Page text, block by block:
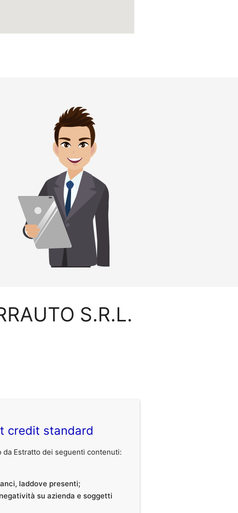
S.R.L.
credit standard
da Estratto dei seguenti contenuti:
laddove presenti;
su azienda e soggetti